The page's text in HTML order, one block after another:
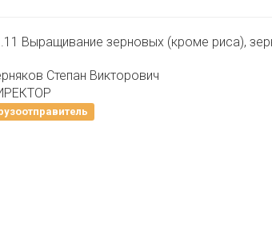
Выращивание зерновых (кроме риса),
Степан Викторович